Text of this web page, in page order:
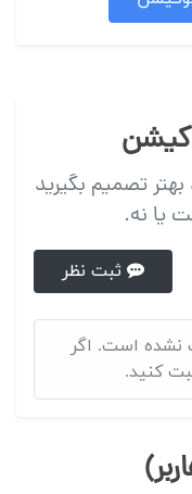
تصمیم بگیرید
یا نه.
نشده است. اگر
کنید.